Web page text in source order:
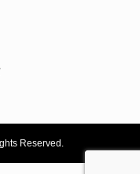
Reserved.